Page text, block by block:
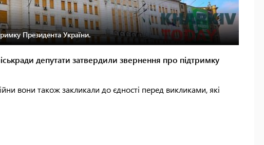
Президента України.
депутати затвердили звернення про підтримку
вони також закликали до єдності перед викликами, які